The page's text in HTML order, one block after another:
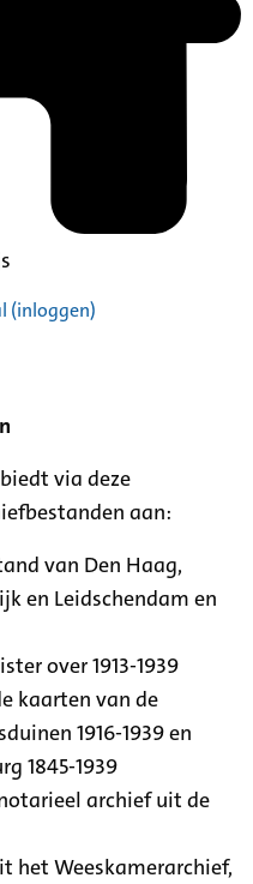
(inloggen)
via deze
aan:
van Den Haag,
en Leidschendam en
over 1913-1939
kaarten van de
1916-1939 en
1845-1939
archief uit de
het Weeskamerarchief,